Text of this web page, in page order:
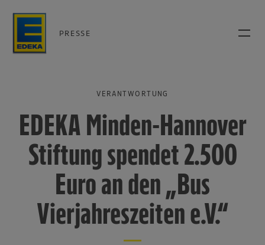
PRESSE
VERANTWORTUNG
EDEKA Minden-Hannover
Stiftung spendet 2.500
Euro an den „Bus
Vierjahreszeiten e.V.“